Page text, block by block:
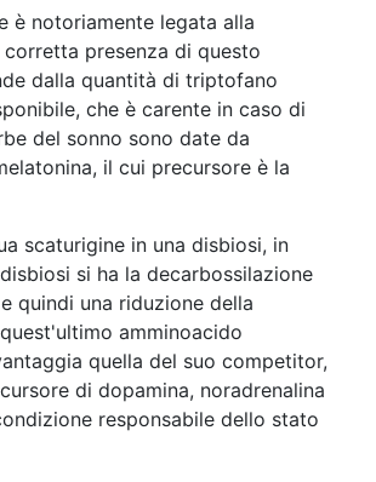
è notoriamente legata alla
corretta presenza di questo
dalla quantità di triptofano
che è carente in caso di
del sonno sono date da
il cui precursore è la
scaturigine in una disbiosi, in
si ha la decarbossilazione
quindi una riduzione della
amminoacido
quella del suo competitor,
di dopamina, noradrenalina
responsabile dello stato